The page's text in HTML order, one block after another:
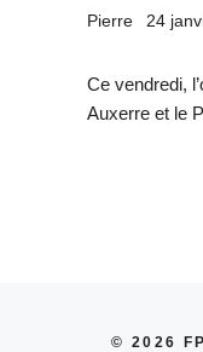
Pierre 24
Ce vendredi,
Auxerre et le
© 2026